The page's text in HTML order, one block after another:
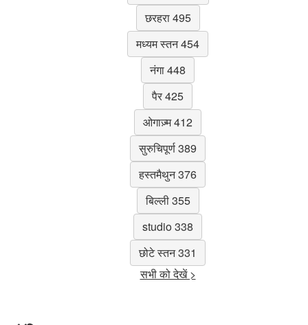
छरहरा 495
मध्यम स्तन 454
नंगा 448
पैर 425
ओगाज़्म 412
सुरुचिपूर्ण 389
हस्तमैथुन 376
बिल्ली 355
studio 338
छोटे स्तन 331
सभी को देखें >